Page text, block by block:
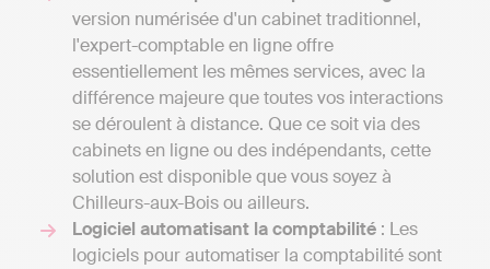
version numérisée d'un cabinet traditionnel,
l'expert-comptable en ligne offre
essentiellement les mêmes services, avec la
différence majeure que toutes vos interactions
se déroulent à distance. Que ce soit via des
cabinets en ligne ou des indépendants, cette
solution est disponible que vous soyez à
Chilleurs-aux-Bois ou ailleurs.
Logiciel automatisant la comptabilité : Les
logiciels pour automatiser la comptabilité sont